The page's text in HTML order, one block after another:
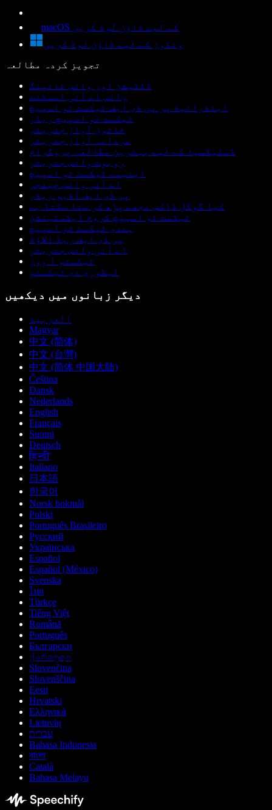
macOS کے لیے ڈاؤن لوڈ کریں
ونڈوز کے لیے ڈاؤن لوڈ کریں
تجویز کردہ مطالعہ
ڈکٹیشن اور وائس ٹائپنگ
وائس اے آئی اسسٹنٹ
اینڈرائیڈ پر پی ڈی ایف ٹیکسٹ ٹو اسپیچ
ٹیکسٹ ٹو اسپیچ ریڈر
خاتون آواز جنریٹر
مردانہ آواز جنریٹر
ڈسلیکسیا کے لیے بہترین مطالعہ پروگرام
روبوٹ وائس جنریٹر
اینیمے ٹیکسٹ ٹو اسپیچ
اے آئی وائس چینجر
پی ڈی ایف آڈیو ریڈر
کیا گوگل ڈاکس مجھے پڑھ کر سنا سکتا ہے
ٹیکسٹ ٹو اسپیچ کروم ایکسٹینشن
ہندی ٹیکسٹ ٹو اسپیچ
پی ڈی ایف ریڈ الاؤڈ
اے آئی وائس جنریٹر
ٹیکستو آ ووز
لیطوری دی ٹیکسٹو
دیگر زبانوں میں دیکھیں
العربية
Magyar
中文 (简体)
中文 (台灣)
中文 (简体 中国大陆)
Čeština
Dansk
Nederlands
English
Français
Suomi
Deutsch
हिन्दी
Italiano
日本語
한국어
Norsk bokmål
Polski
Português Brasileiro
Русский
Українська
Español
Español (México)
Svenska
ไทย
Türkçe
Tiếng Việt
Română
Português
Български
ქართული
Slovenčina
Slovenščina
Eesti
Hrvatski
Ελληνικά
Lietuvių
עברית
Bahasa Indonesia
বাংলা
Català
Bahasa Melayu